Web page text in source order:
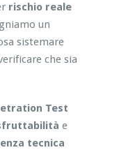
rischio reale
un
sistemare
che sia
Test
e
tecnica